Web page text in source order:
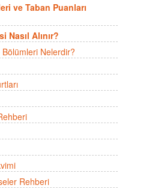
ve Taban Puanları
Nasıl Alınır?
Bölümleri Nelerdir?
Rehberi